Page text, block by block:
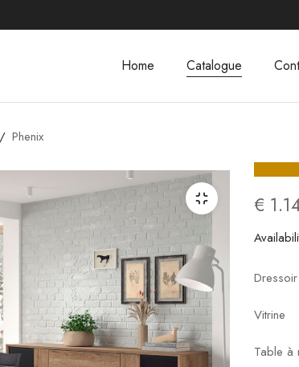
Home Catalogue
Phenix
€
Dressoir
Vitrine
Table à